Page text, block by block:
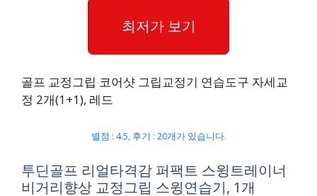
최저가 보기
골프 교정그립 코어샷 그립교정기 연습도구 자세교
정 2개(1+1), 레드
별점 : 4.5, 후기 : 20개가 있습니다.
투딘골프 리얼타격감 퍼팩트 스윙트레이너
비거리향상 교정그립 스윙연습기, 1개